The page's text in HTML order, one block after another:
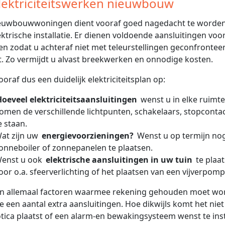
dient vooraf goed nagedacht te
installatie. Er dienen voldoende aansluitingen
zodat u achteraf niet met teleurstellingen
Zo vermijdt u alvast breekwerken en onnodige kosten.
dus een duidelijk elektriciteitsplan op:
elektriciteitsaansluitingen wenst u in elke
de verschillende lichtpunten, schakelaars,
staan.
zijn uw energievoorzieningen? Wenst u op termijn
of zonnepanelen te plaatsen.
u ook elektrische aansluitingen in uw tuin te
o.a. sfeerverlichting of het plaatsen van een
allemaal factoren waarmee rekening gehouden moet
een aantal extra aansluitingen. Hoe dikwijls komt het
plaatst of een alarm-en bewakingsysteem wenst te